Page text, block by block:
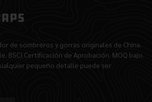
de sombreros y gorras originales de China.
BSCI Certificación de Aprobación. MOQ bajo.
pequeño detalle puede ser